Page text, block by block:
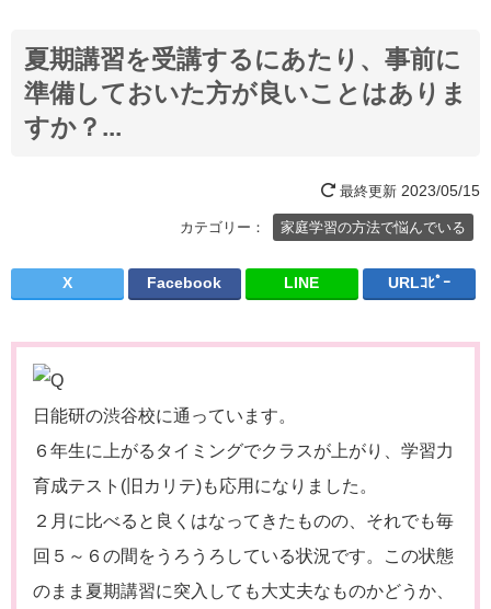
夏期講習を受講するにあたり、事前に
準備しておいた方が良いことはありま
すか？...
最終更新 2023/05/15
カテゴリー： 家庭学習の方法で悩んでいる
X Facebook LINE URLｺﾋﾟｰ
日能研の渋谷校に通っています。
６年生に上がるタイミングでクラスが上がり、学習力
育成テスト(旧カリテ)も応用になりました。
２月に比べると良くはなってきたものの、それでも毎
回５～６の間をうろうろしている状況です。この状態
のまま夏期講習に突入しても大丈夫なものかどうか、